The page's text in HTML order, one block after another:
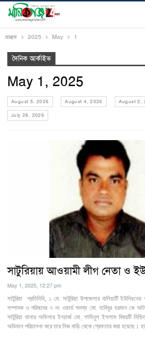
প্রচ্ছদ 2025 May 1
দৈনিক আর্কাইভ
May 1, 2025
August 5, 2026 August 4, 2026 August 2,
July 29, 2026
সাটুরিয়ায় আওয়ামী লীগ নেতা ও
May 1, 2025, 12:27 pm
সাটুরিয়া প্রতিনিধি, ১ মে. সাটুরিয়া উপজেলার বালিয়াটি
সম্পাদক ও পরিষদের ৭ নং ওয়ার্ড সদস্য মো. হাবিবুর হরমান কে
সাটুরিয়া থানার অফিসার ইনচার্জ মো. শাহিনুল ইসলাম বিষয়টি
অভিযান পরিচালনা করে তার নিজ বাড়ি থেকে গ্রেফতার করা হয়েছে।